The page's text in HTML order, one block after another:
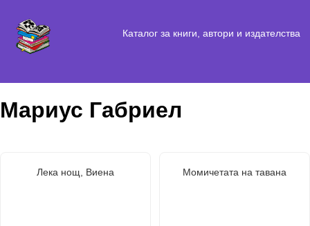
Каталог за книги, автори и издателства
Мариус Габриел
Лека нощ, Виена Момичетата на тавана